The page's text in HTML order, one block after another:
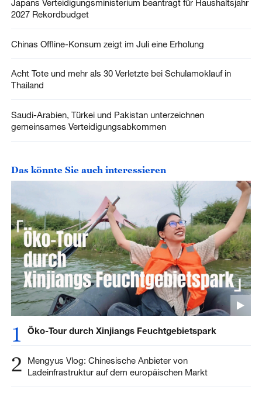
Japans Verteidigungsministerium beantragt für Haushaltsjahr
2027 Rekordbudget
Chinas Offline-Konsum zeigt im Juli eine Erholung
Acht Tote und mehr als 30 Verletzte bei Schulamoklauf in
Thailand
Saudi-Arabien, Türkei und Pakistan unterzeichnen
gemeinsames Verteidigungsabkommen
Das könnte Sie auch interessieren
1 Öko-Tour durch Xinjiangs Feuchtgebietspark
2
Mengyus Vlog: Chinesische Anbieter von
Ladeinfrastruktur auf dem europäischen Markt